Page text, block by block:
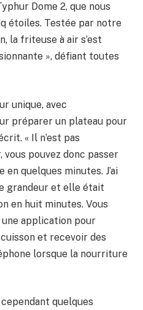
Dome 2, que nous
étoiles. Testée par notre
la friteuse à air s’est
», défiant toutes
unique, avec
préparer un plateau pour
« Il n’est pas
pouvez donc passer
quelques minutes. J’ai
grandeur et elle était
en huit minutes. Vous
application pour
et recevoir des
lorsque la nourriture
quelques